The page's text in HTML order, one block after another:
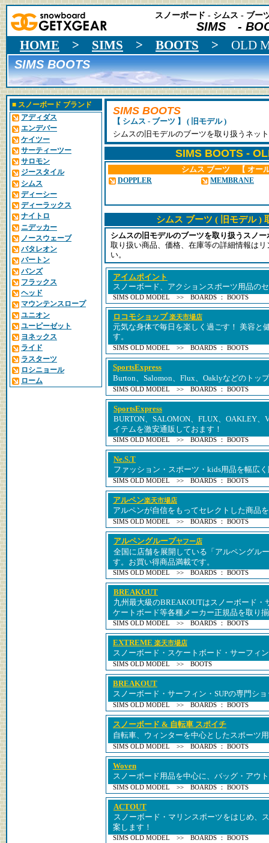
スノーボード - シムス - ブー
SIMS -
HOME > SIMS > BOOTS > OLD
SIMS BOOTS
■ スノーボード ブランド
アディダス
エンデバー
ケイツー
サーティーツー
サロモン
ジースタイル
シムス
ディーシー
ディーラックス
ナイトロ
ニデッカー
ノースウェーブ
バタレオン
バートン
バンズ
フラックス
ヘッド
マウンテンスロープ
ユニオン
ユーピーゼット
ヨネックス
ライド
ラスターツ
ロシニョール
ローム
SIMS BOOTS
【 シムス - ブーツ 】 ( 旧モデル )
シムスの旧モデルのブーツを取り扱うネッ
SIMS BOOTS -
シムス ブーツ 【 オー
DOPPLER
MEMBRANE
シムス ブーツ ( 旧モデル )
シムスの旧モデルのブーツを取り扱うスノ
取り扱い商品、価格、在庫等の詳細情報は
い。
アイムポイント
スノーボード、アクションスポーツ用品の
SIMS OLD MODEL >> BOARDS ： BOOTS
ロコモショップ楽天市場店
元気な身体で毎日を楽しく過ごす！ 美容と
す。
SIMS OLD MODEL >> BOARDS ： BOOTS
SportsExpress
Burton、Salomon、Flux、Oaklyなどのトッ
SIMS OLD MODEL >> BOARDS ： BOOTS
SportsExpress
BURTON、SALOMON、FLUX、OAKLEY
イテムを激安通販しておます！
SIMS OLD MODEL >> BOARDS ： BOOTS
Ne.S.T
ファッション・スポーツ・kids用品を幅広
SIMS OLD MODEL >> BOARDS ： BOOTS
アルペン楽天市場店
アルペンが自信をもってセレクトした商品
SIMS OLD MODEL >> BOARDS ： BOOTS
アルペングループヤフー店
全国に店舗を展開している「アルペングル
す。お買い得商品満載です。
SIMS OLD MODEL >> BOARDS ： BOOTS
BREAKOUT
九州最大級のBREAKOUTはスノーボード
ケートボード等各種メーカー正規品を取り
SIMS OLD MODEL >> BOARDS ： BOOTS
EXTREME 楽天市場店
スノーボード・スケートボード・サーフィ
SIMS OLD MODEL >> BOOTS
BREAKOUT
スノーボード・サーフィン・SUPの専門ショ
SIMS OLD MODEL >> BOARDS ： BOOTS
スノーボード & 自転車 スポイチ
自転車、ウィンターを中心としたスポーツ
SIMS OLD MODEL >> BOARDS ： BOOTS
Woven
スノーボード用品を中心に、バッグ・アウ
SIMS OLD MODEL >> BOARDS ： BOOTS
ACTOUT
スノーボード・マリンスポーツをはじめ、
案します！
SIMS OLD MODEL >> BOARDS ： BOOTS